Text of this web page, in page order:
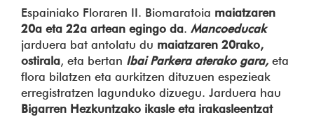
Espainiako Floraren II. Biomaratoia maiatzaren
20a eta 22a artean egingo da. Mancoeducak
jarduera bat antolatu du maiatzaren 20rako,
ostirala, eta bertan Ibai Parkera aterako gara, eta
flora bilatzen eta aurkitzen dituzuen espezieak
erregistratzen lagunduko dizuegu. Jarduera hau
Bigarren Hezkuntzako ikasle eta irakasleentzat